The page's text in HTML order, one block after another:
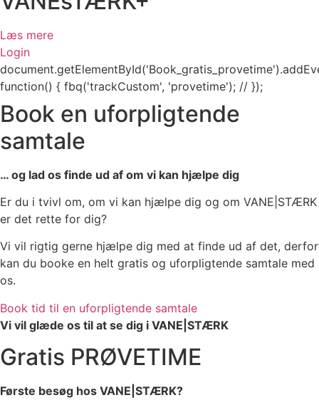
Læs mere
Login
function() { fbq('trackCustom', 'provetime'); // });
Book en uforpligtende
samtale
… og lad os finde ud af om vi kan hjælpe dig
Er du i tvivl om, om vi kan hjælpe dig og om VANE|STÆRK
er det rette for dig?
Vi vil rigtig gerne hjælpe dig med at finde ud af det, derfor
kan du booke en helt gratis og uforpligtende samtale med
os.
Book tid til en uforpligtende samtale
Vi vil glæde os til at se dig i VANE|STÆRK
Gratis PRØVETIME
Første besøg hos VANE|STÆRK?